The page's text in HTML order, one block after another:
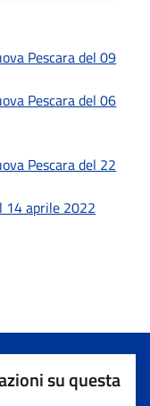
Pescara del 09
Pescara del 06
Pescara del 22
14 aprile 2022
su questa